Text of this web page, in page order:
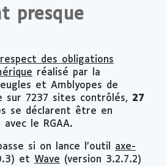
presque
des obligations
réalisé par la
et Amblyopes de
sur 7237 sites contrôlés, 27
se déclarent être en
le RGAA.
si on lance l’outil axe-
et Wave (version 3.2.7.2)